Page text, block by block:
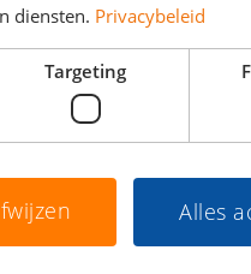
diensten. Privacybeleid
Targeting
Alles